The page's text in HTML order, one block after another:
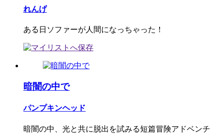
れんげ
ある日ソファーが人間になっちゃった！
暗闇の中で
パンプキンヘッド
暗闇の中、光と共に脱出を試みる短篇冒険アドベンチ